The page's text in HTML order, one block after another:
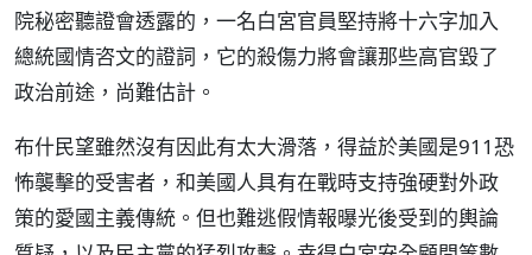
院秘密聽證會透露的，一名白宮官員堅持將十六字加入
總統國情咨文的證詞，它的殺傷力將會讓那些高官毀了
政治前途，尚難估計。
布什民望雖然沒有因此有太大滑落，得益於美國是911恐
怖襲擊的受害者，和美國人具有在戰時支持強硬對外政
策的愛國主義傳統。但也難逃假情報曝光後受到的輿論